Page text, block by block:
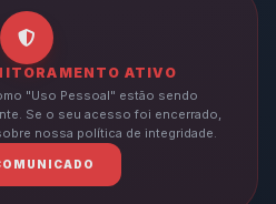
ATIVO
"Uso Pessoal" estão sendo
Se o seu acesso foi encerrado,
nossa política de integridade.